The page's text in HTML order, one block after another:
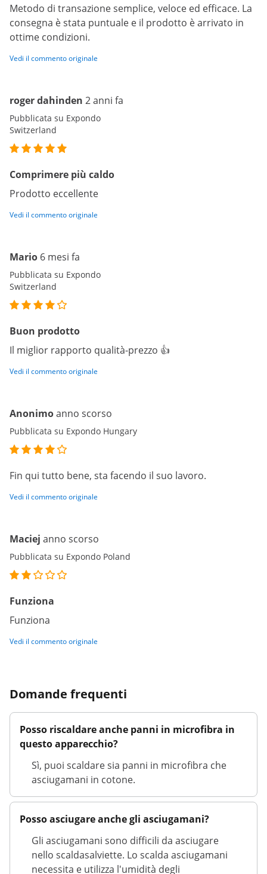
Metodo di transazione semplice, veloce ed efficace. La
consegna è stata puntuale e il prodotto è arrivato in
ottime condizioni.
Vedi il commento originale
roger dahinden 2 anni fa
Pubblicata su Expondo
Switzerland
Comprimere più caldo
Prodotto eccellente
Vedi il commento originale
Mario 6 mesi fa
Pubblicata su Expondo
Switzerland
Buon prodotto
Il miglior rapporto qualità-prezzo 👍
Vedi il commento originale
Anonimoanno scorso
Pubblicata su Expondo Hungary
Fin qui tutto bene, sta facendo il suo lavoro.
Vedi il commento originale
Maciej anno scorso
Pubblicata su Expondo Poland
Funziona
Funziona
Vedi il commento originale
Domande frequenti
Posso riscaldare anche panni in microfibra in
questo apparecchio?
Sì, puoi scaldare sia panni in microfibra che
asciugamani in cotone.
Posso asciugare anche gli asciugamani?
Gli asciugamani sono difficili da asciugare
nello scaldasalviette. Lo scalda asciugamani
necessita e utilizza l'umidità degli